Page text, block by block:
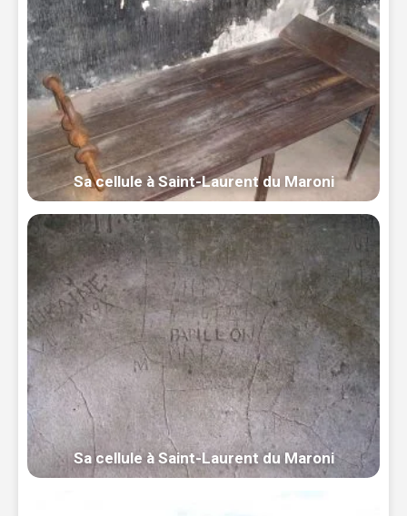
Sa cellule à Saint-Laurent du Maroni
Sa cellule à Saint-Laurent du Maroni